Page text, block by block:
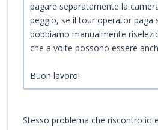
pagare separatamente la
peggio, se il tour operator paga
dobbiamo manualmente
che a volte possono essere
Buon lavoro!
Stesso problema che riscontro io